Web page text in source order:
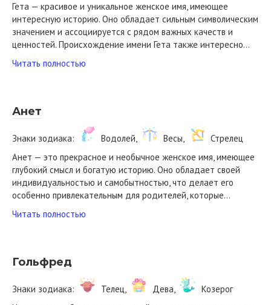
Гета — красивое и уникальное женское имя, имеющее
интересную историю. Оно обладает сильным символическим
значением и ассоциируется с рядом важных качеств и
ценностей. Происхождение имени Гета также интересно…
Читать полностью
Анет
Знаки зодиака: Водолей, Весы,
Стрелец
Анет — это прекрасное и необычное женское имя, имеющее
глубокий смысл и богатую историю. Оно обладает своей
индивидуальностью и самобытностью, что делает его
особенно привлекательным для родителей, которые…
Читать полностью
Гольфред
Знаки зодиака: Телец, Дева,
Козерог